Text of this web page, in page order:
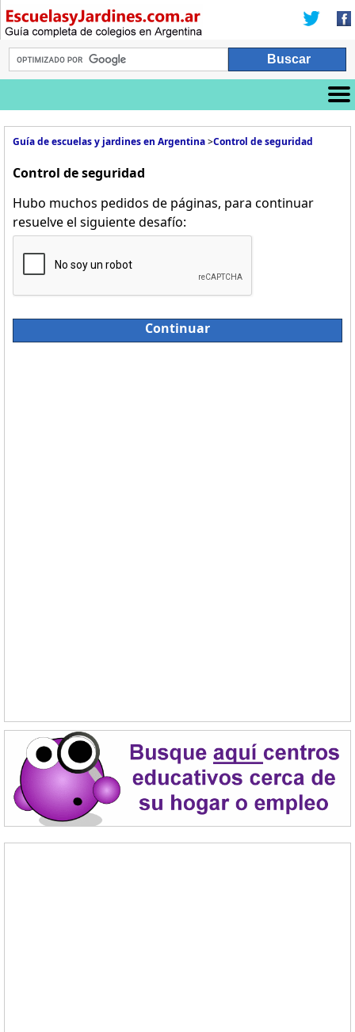
Guía de escuelas y jardines en Argentina>Control de seguridad
Control de seguridad
Hubo muchos pedidos de páginas, para continuar
resuelve el siguiente desafío:
Continuar